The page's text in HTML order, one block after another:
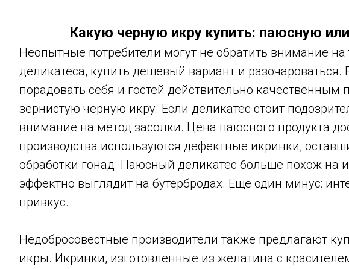
Какую черную икру купить: паюсную
Неопытные потребители могут не обратить внимание на
деликатеса, купить дешевый вариант и разочароваться.
порадовать себя и гостей действительно качественным
зернистую черную икру. Если деликатес стоит
внимание на метод засолки. Цена паюсного продукта
производства используются дефектные икринки,
обработки гонад. Паюсный деликатес больше похож на
эффектно выглядит на бутербродах. Еще один минус:
привкус.
Недобросовестные производители также предлагают
икры. Икринки, изготовленные из желатина с